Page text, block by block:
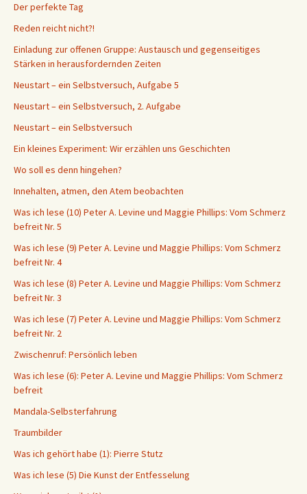
Der perfekte Tag
Reden reicht nicht?!
Einladung zur offenen Gruppe: Austausch und gegenseitiges
Stärken in herausfordernden Zeiten
Neustart – ein Selbstversuch, Aufgabe 5
Neustart – ein Selbstversuch, 2. Aufgabe
Neustart – ein Selbstversuch
Ein kleines Experiment: Wir erzählen uns Geschichten
Wo soll es denn hingehen?
Innehalten, atmen, den Atem beobachten
Was ich lese (10) Peter A. Levine und Maggie Phillips: Vom Schmerz
befreit Nr. 5
Was ich lese (9) Peter A. Levine und Maggie Phillips: Vom Schmerz
befreit Nr. 4
Was ich lese (8) Peter A. Levine und Maggie Phillips: Vom Schmerz
befreit Nr. 3
Was ich lese (7) Peter A. Levine und Maggie Phillips: Vom Schmerz
befreit Nr. 2
Zwischenruf: Persönlich leben
Was ich lese (6): Peter A. Levine und Maggie Phillips: Vom Schmerz
befreit
Mandala-Selbsterfahrung
Traumbilder
Was ich gehört habe (1): Pierre Stutz
Was ich lese (5) Die Kunst der Entfesselung